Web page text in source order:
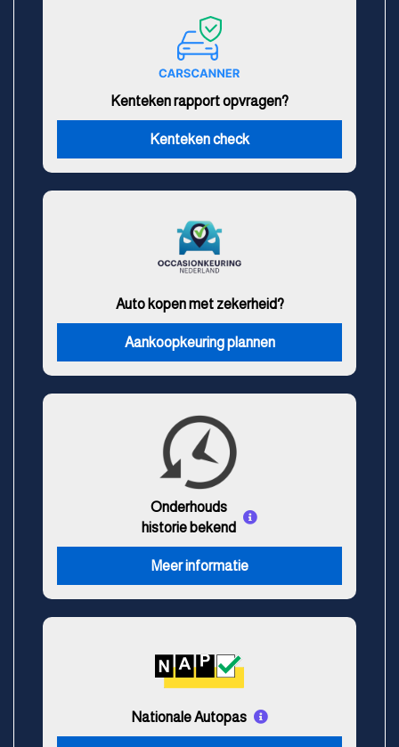
Kenteken rapport opvragen?
Kenteken check
Auto kopen met zekerheid?
Aankoopkeuring plannen
Onderhouds
historie bekend
Meer informatie
Nationale Autopas